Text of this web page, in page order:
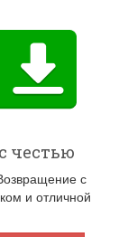
честью
с
и отличной